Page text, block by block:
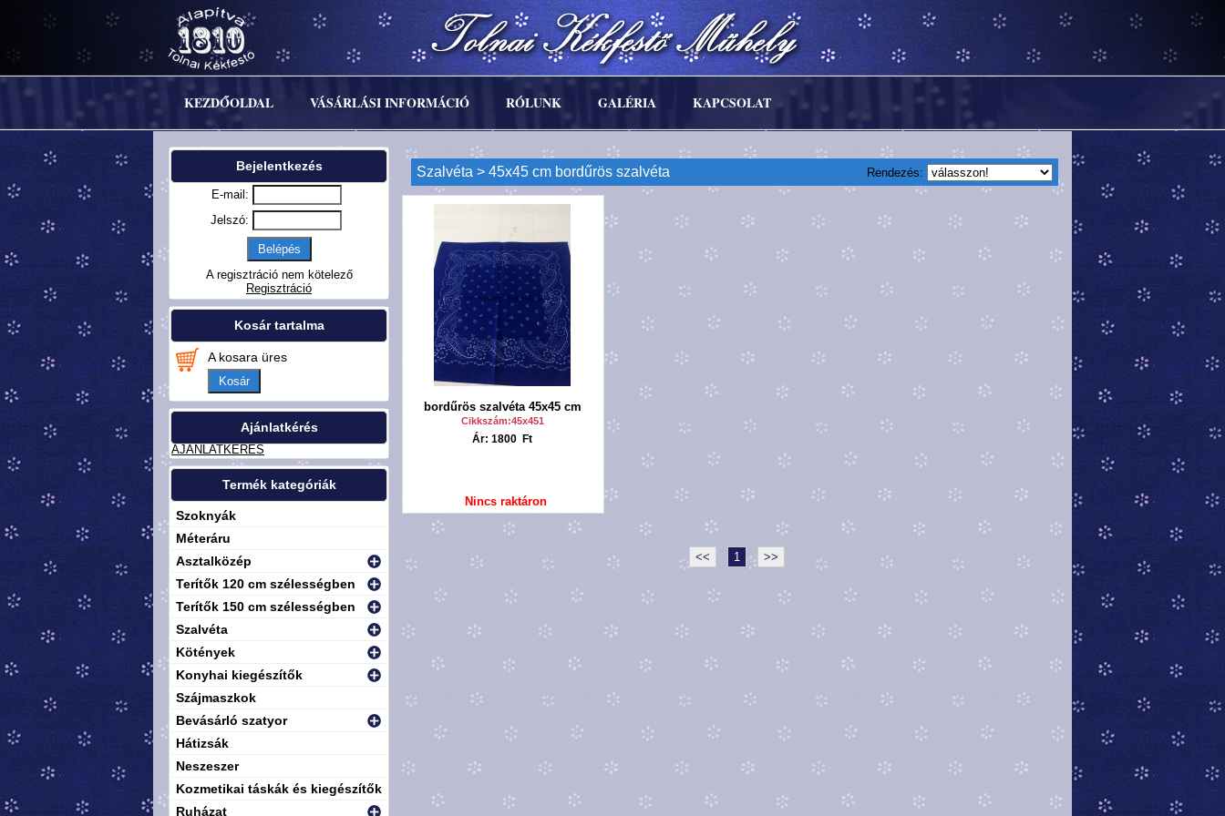
KEZDŐOLDAL VÁSÁRLÁSI INFORMÁCIÓ RÓLUNK GALÉRIA KAPCSOLAT
Bejelentkezés
E-mail:
Jelszó:
A regisztráció nem kötelező
Regisztráció
Kosár tartalma
A kosara üres
Kosár
Ajánlatkérés
AJÁNLATKÉRÉS
Termék kategóriák
Szoknyák
Méteráru
Asztalközép
Terítők 120 cm szélességben
Terítők 150 cm szélességben
Szalvéta
Kötények
Konyhai kiegészítők
Szájmaszkok
Bevásárló szatyor
Hátizsák
Neszeszer
Kozmetikai táskák és kiegészítők
Ruházat
Rendezés:
Szalvéta > 45x45 cm bordűrös szalvéta
bordűrös szalvéta 45x45 cm
Cikkszám:45x451
Ár: 1800 Ft
Nincs raktáron
<< 1 >>